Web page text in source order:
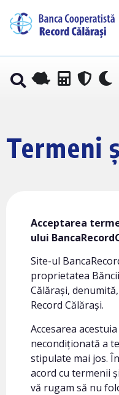
Termeni
Acceptarea
ului
Site-ul
proprietatea
Călărași,
Record Călărași.
Accesarea
necondiționată a
stipulate mai jos.
acord cu termenii
vă rugam să nu